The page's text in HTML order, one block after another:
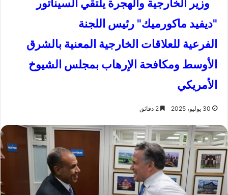
وزير الخارجية والهجرة يلتقي السيناتور
"ديفيد ماكورميك" رئيس اللجنة
الفرعية للعلاقات الخارجية المعنية بالشرق
الأوسط ومكافحة الإرهاب بمجلس الشيوخ
الأمريكي
30 يوليو، 2025